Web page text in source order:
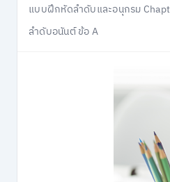
แบบฝึกหัดลำดับและอนุกรม
ลำดับอนันต์ ข้อ A